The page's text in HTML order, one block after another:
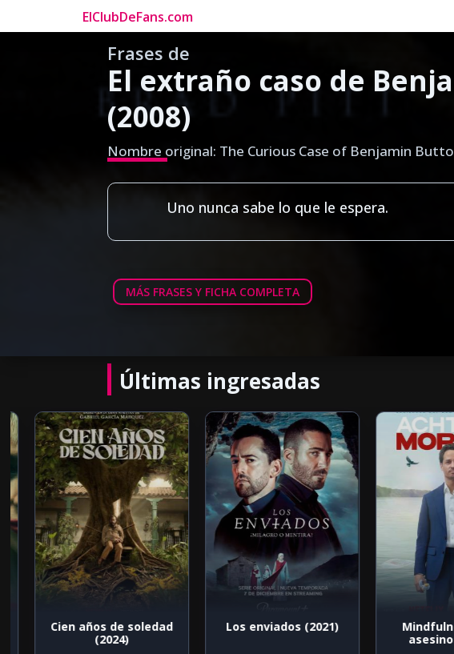
ElClubDeFans.com
Frases de
El extraño caso de
(2008)
Nombre original: The Curious Case of Benjamin
Uno nunca sabe lo que le espera.
MÁS FRASES Y FICHA COMPLETA
Últimas ingresadas
Cien años de soledad
(2024)
Los enviados (2021)